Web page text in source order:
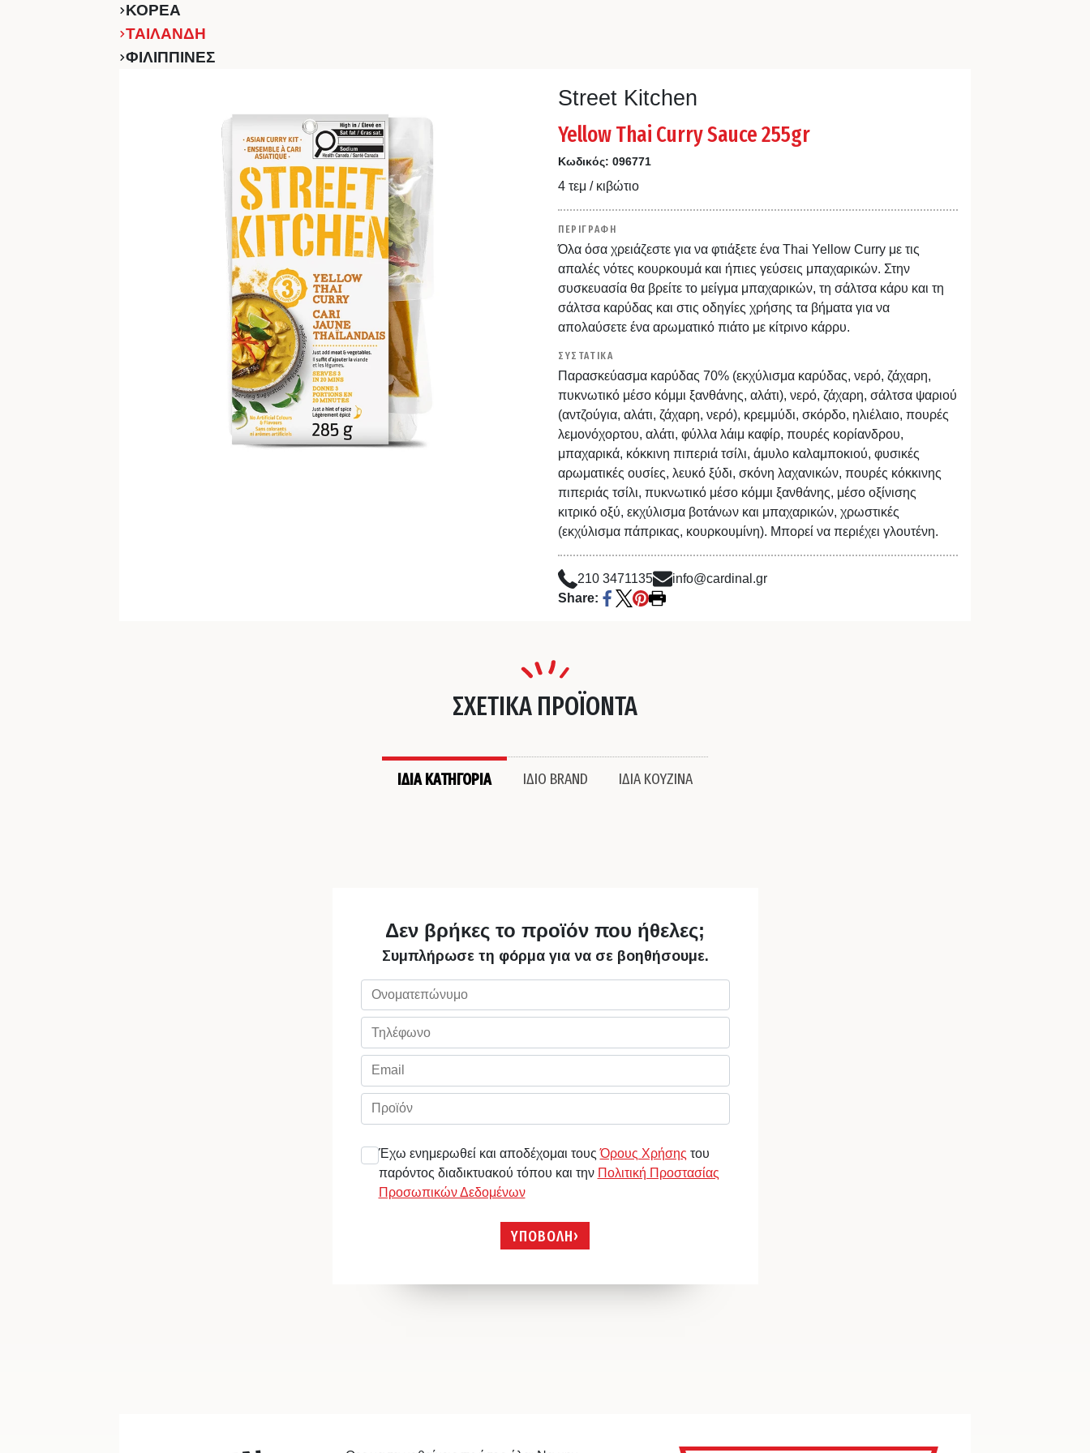
ΚΟΡΕΑ
ΤΑΙΛΑΝΔΗ
ΦΙΛΙΠΠΙΝΕΣ
Street Kitchen
Yellow Thai Curry Sauce 255gr
Κωδικός: 096771
4 τεμ / κιβώτιο
ΠΕΡΙΓΡΑΦΗ
Όλα όσα χρειάζεστε για να φτιάξετε ένα Thai Yellow Curry με τις
απαλές νότες κουρκουμά και ήπιες γεύσεις μπαχαρικών. Στην
συσκευασία θα βρείτε το μείγμα μπαχαρικών, τη σάλτσα κάρυ και τη
σάλτσα καρύδας και στις οδηγίες χρήσης τα βήματα για να
απολαύσετε ένα αρωματικό πιάτο με κίτρινο κάρρυ.
ΣΥΣΤΑΤΙΚΑ
Παρασκεύασμα καρύδας 70% (εκχύλισμα καρύδας, νερό, ζάχαρη,
πυκνωτικό μέσο κόμμι ξανθάνης, αλάτι), νερό, ζάχαρη, σάλτσα ψαριού
(αντζούγια, αλάτι, ζάχαρη, νερό), κρεμμύδι, σκόρδο, ηλιέλαιο, πουρές
λεμονόχορτου, αλάτι, φύλλα λάιμ καφίρ, πουρές κορίανδρου,
μπαχαρικά, κόκκινη πιπεριά τσίλι, άμυλο καλαμποκιού, φυσικές
αρωματικές ουσίες, λευκό ξύδι, σκόνη λαχανικών, πουρές κόκκινης
πιπεριάς τσίλι, πυκνωτικό μέσο κόμμι ξανθάνης, μέσο οξίνισης
κιτρικό οξύ, εκχύλισμα βοτάνων και μπαχαρικών, χρωστικές
(εκχύλισμα πάπρικας, κουρκουμίνη). Μπορεί να περιέχει γλουτένη.
210 3471135
info@cardinal.gr
Share:
ΣΧΕΤΙΚΑ ΠΡΟΪΟΝΤΑ
ΙΔΙΑ ΚΑΤΗΓΟΡΙΑ ΙΔΙΟ BRAND ΙΔΙΑ ΚΟΥΖΙΝΑ
Δεν βρήκες το προϊόν που ήθελες;
Συμπλήρωσε τη φόρμα για να σε βοηθήσουμε.
Έχω ενημερωθεί και αποδέχομαι τουςΌρους Χρήσης του
παρόντος διαδικτυακού τόπου και την Πολιτική Προστασίας
Προσωπικών Δεδομένων
ΥΠΟΒΟΛΗ